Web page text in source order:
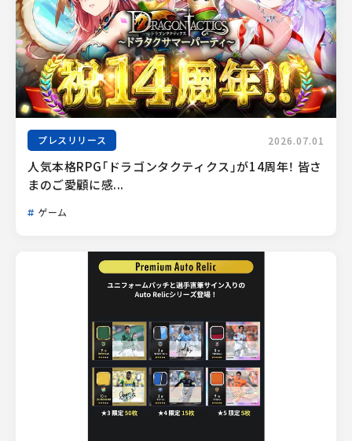
プレスリリース 2026.07.01
人気本格RPG「ドラゴンタクティクス」が14周年！ 皆さ
まのご愛顧に感...
ゲーム